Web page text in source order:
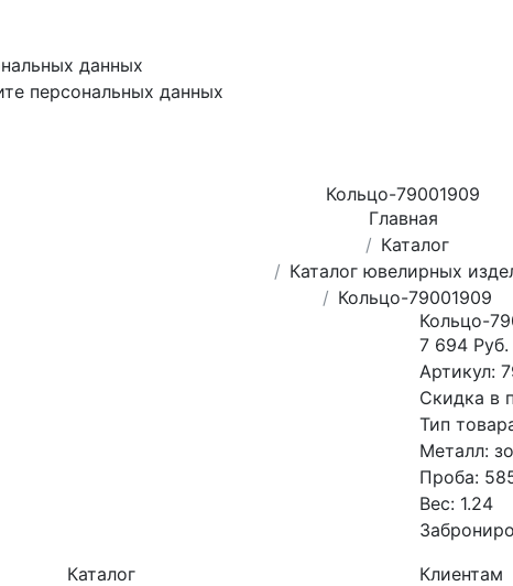
данных
персональных данных
Кольцо-79001909
Главная
Каталог
Каталог ювелирных
Кольцо-79001909
Кольцо-
7 694 Руб.
Артикул:
Скидка в
Тип
Металл:
Проба:
Вес: 1.24
Каталог
Клиентам